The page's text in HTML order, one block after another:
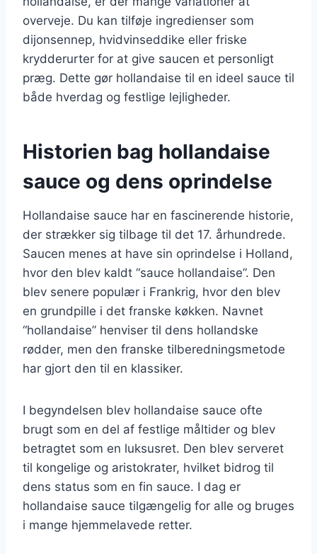
overveje. Du kan tilføje ingredienser som
dijonsennep, hvidvinseddike eller friske
krydderurter for at give saucen et personligt
præg. Dette gør hollandaise til en ideel sauce til
både hverdag og festlige lejligheder.
Historien bag hollandaise
sauce og dens oprindelse
Hollandaise sauce har en fascinerende historie,
der strækker sig tilbage til det 17. århundrede.
Saucen menes at have sin oprindelse i Holland,
hvor den blev kaldt “sauce hollandaise”. Den
blev senere populær i Frankrig, hvor den blev
en grundpille i det franske køkken. Navnet
“hollandaise” henviser til dens hollandske
rødder, men den franske tilberedningsmetode
har gjort den til en klassiker.
I begyndelsen blev hollandaise sauce ofte
brugt som en del af festlige måltider og blev
betragtet som en luksusret. Den blev serveret
til kongelige og aristokrater, hvilket bidrog til
dens status som en fin sauce. I dag er
hollandaise sauce tilgængelig for alle og bruges
i mange hjemmelavede retter.